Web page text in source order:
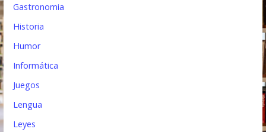
Gastronomia
Historia
Humor
Informática
Juegos
Lengua
Leyes